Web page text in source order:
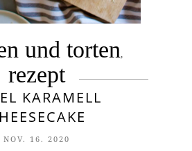
und torten,
rezept
KARAMELL
NOV. 16. 2020